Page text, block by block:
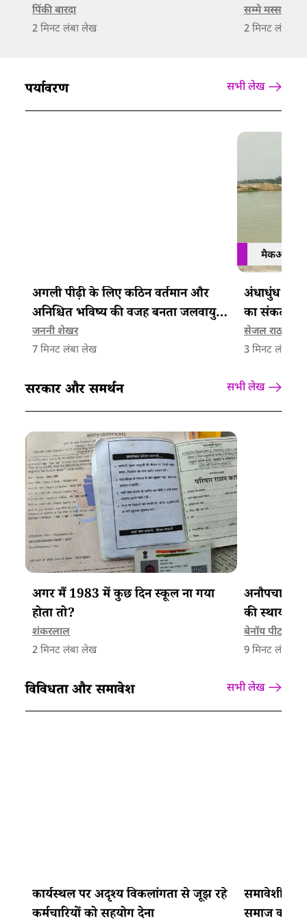
पिंकी बारदा
2 मिनट लंबा लेख
सम्मे मस्सर
2मिनट लंबा
पर्यावरण सभी लेख
अगली पीढ़ी के लिए कठिन वर्तमान और
अनिश्चित भविष्य की वजह बनता जलवायु
संकट
जननी शेखर
7 मिनट लंबा लेख
मैकऑर्थर
अंधाधुंध रेत
का संकट
सेजल राठवा
3मिनट लंबा
सरकार और समर्थन सभी लेख
अगर मैं 1983 में कुछ दिन स्कूल ना गया
होता तो?
शंकरलाल
2 मिनट लंबा लेख
अनौपचारिक
की स्थायी
बेनॉय पीटर
9मिनट लंबा
विविधता और समावेश सभी लेख
कार्यस्थल पर अदृश्य विकलांगता से जूझ रहे
कर्मचारियों को सहयोग देना
समावेशी
समाज का